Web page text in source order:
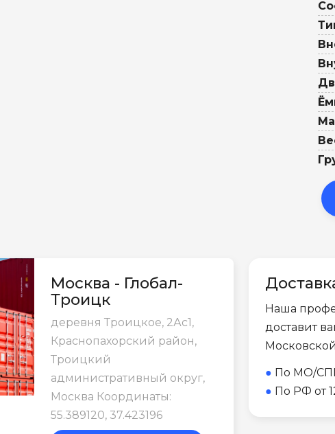
Москва - Глобал-
Троицк
деревня Троицкое, 2Ас1,
Краснопахорский район,
Троицкий
административный округ,
Москва Координаты:
55.389120, 37.423196
Наша
доставит
● По МО/СПБ
● По РФ от